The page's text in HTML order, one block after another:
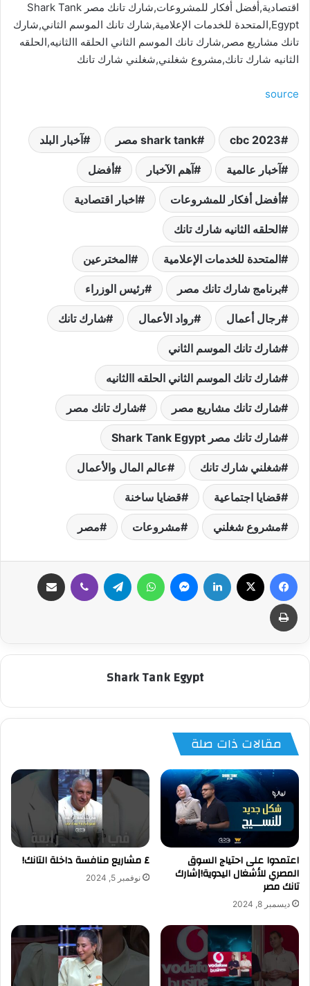
اقتصادية,أفضل أفكار للمشروعات,شارك تانك مصر Shark Tank
Egypt,المتحدة للخدمات الإعلامية,شارك تانك الموسم الثاني,شارك
تانك مشاريع مصر,شارك تانك الموسم الثاني الحلقه االثانيه,الحلقه
الثانيه شارك تانك,مشروع شغلني,شغلني شارك تانك
source
cbc 2023 shark tank مصر آخبار البلد
آخبار عالمية آهم الآخبار أفضل
أفضل أفكار للمشروعات اخبار اقتصادية
الحلقه الثانيه شارك تانك
المتحدة للخدمات الإعلامية المخترعين
برنامج شارك تانك مصر رئيس الوزراء
رجال أعمال رواد الأعمال شارك تانك
شارك تانك الموسم الثاني
شارك تانك الموسم الثاني الحلقه االثانيه
شارك تانك مشاريع مصر شارك تانك مصر
شارك تانك مصر Shark Tank Egypt
شغلني شارك تانك عالم المال والأعمال
قضايا اجتماعية قضايا ساخنة
مشروع شغلني مشروعات مصر
فيسبوك لينكدإن ماسنجر واتساب تيلقرام ڤايبر
طباعة
Shark Tank Egypt
مقالات ذات صلة
اعتمدوا على احتياج السوق
المصري للأشغال اليدوية!|شارك
تانك مصر
ديسمبر 8, 2024
٤ مشاريع منافسة داخلة التانك!
نوفمبر 5, 2024